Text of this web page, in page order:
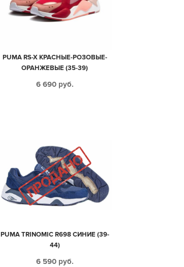
PUMA RS-X КРАСНЫЕ-РОЗОВЫЕ-
ОРАНЖЕВЫЕ (35-39)
6 690 руб.
PUMA TRINOMIC R698 СИНИЕ (39-
44)
6 590 руб.